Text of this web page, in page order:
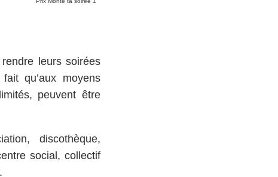
leurs soirées
qu’aux moyens
peuvent être
discothèque,
social, collectif